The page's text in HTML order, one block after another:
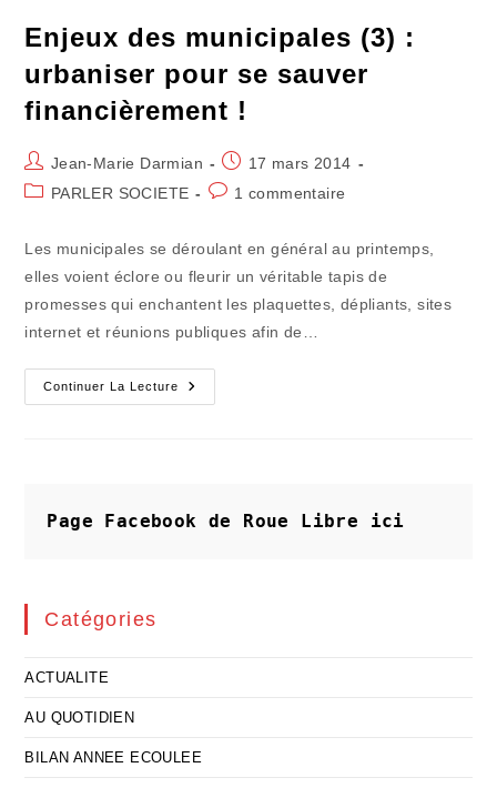
Démographie
Collèges
Enjeux des municipales (3) :
urbaniser pour se sauver
financièrement !
Auteur/autrice
de
Jean-Marie Darmian
Publication
publiée :
17 mars 2014
PostPARLER SOCIETE
Commentaires
publication :
1 commentaire
Les municipales se déroulant en général au printemps,
elles voient éclore ou fleurir un véritable tapis de
promesses qui enchantent les plaquettes, dépliants, sites
internet et réunions publiques afin de…
Continuer La Lecture
Enjeux
Des
Sauver
Financièrement
Page Facebook de Roue Libre ici
Catégories
ACTUALITE
AU QUOTIDIEN
BILAN ANNEE ECOULEE